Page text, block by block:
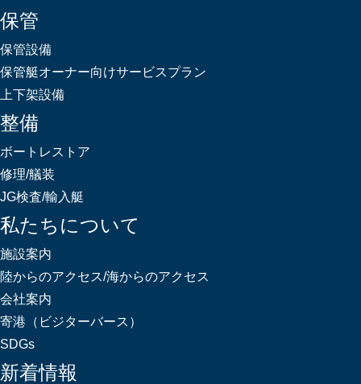
保管
保管設備
保管艇オーナー向けサービスプラン
上下架設備
整備
ボートレストア
修理/艤装
JG検査/輸入艇
私たちについて
施設案内
陸からのアクセス/海からのアクセス
会社案内
寄港（ビジターバース）
SDGs
新着情報